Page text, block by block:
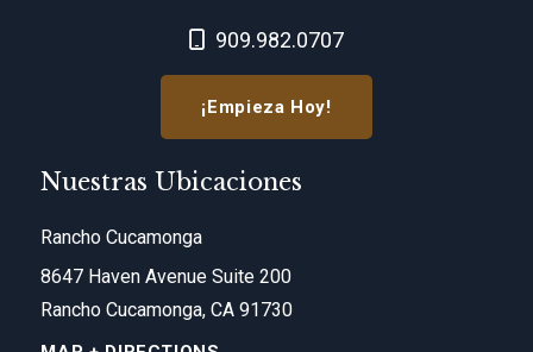
Call Now at
909.982.0707
¡Empieza Hoy!
Nuestras Ubicaciones
Rancho Cucamonga
8647 Haven Avenue Suite 200
Rancho Cucamonga, CA 91730